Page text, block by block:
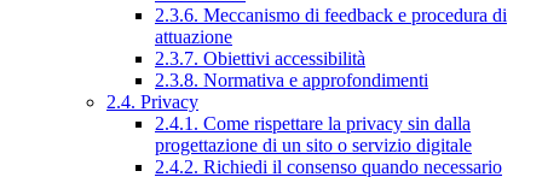
2.3.6. Meccanismo di feedback e procedura di
attuazione
2.3.7. Obiettivi accessibilità
2.3.8. Normativa e approfondimenti
2.4. Privacy
2.4.1. Come rispettare la privacy sin dalla
progettazione di un sito o servizio digitale
2.4.2. Richiedi il consenso quando necessario